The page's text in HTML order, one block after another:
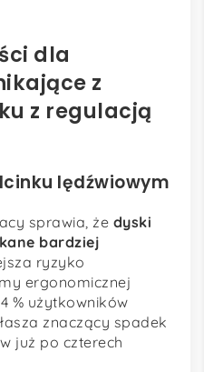
dla
z
z regulacją
lędźwiowym
sprawia, że dyski
bardziej
ryzyko
ergonomicznej
% użytkowników
znaczący spadek
już po czterech